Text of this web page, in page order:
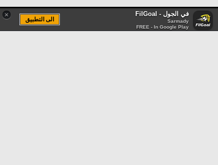
× في الجول - FilGoal
Sarmady
FREE - In Google Play
الى التطبيق